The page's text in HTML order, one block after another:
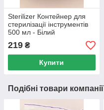
Sterilizer Контейнер для
стерилізації інструментів
500 мл - Білий
219 ₴
Купити
Подібні товари компанії